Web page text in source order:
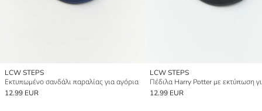
LCW STEPS
Εκτυπωμένο σανδάλι παραλίας για αγόρια
12.99 EUR
LCW STEPS
12.99 EUR